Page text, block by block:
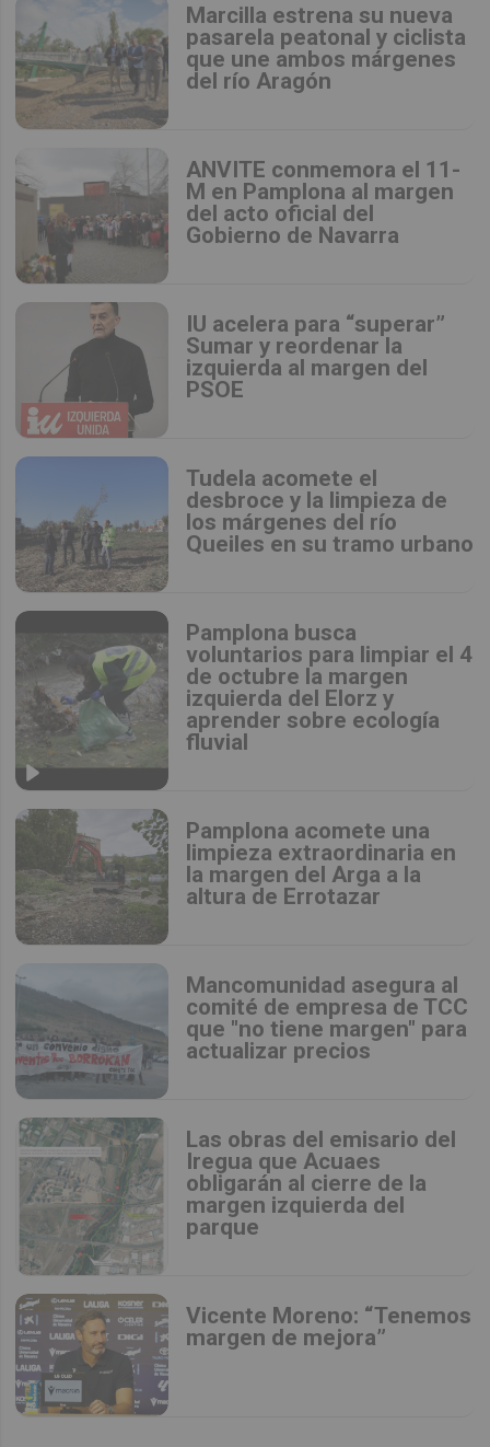
Marcilla estrena su nueva
pasarela peatonal y ciclista
que une ambos márgenes
del río Aragón
ANVITE conmemora el 11-
M en Pamplona al margen
del acto oficial del
Gobierno de Navarra
IU acelera para “superar”
Sumar y reordenar la
izquierda al margen del
PSOE
Tudela acomete el
desbroce y la limpieza de
los márgenes del río
Queiles en su tramo urbano
Pamplona busca
voluntarios para limpiar el 4
de octubre la margen
izquierda del Elorz y
aprender sobre ecología
fluvial
Pamplona acomete una
limpieza extraordinaria en
la margen del Arga a la
altura de Errotazar
Mancomunidad asegura al
comité de empresa de TCC
que "no tiene margen" para
actualizar precios
Las obras del emisario del
Iregua que Acuaes
obligarán al cierre de la
margen izquierda del
parque
Vicente Moreno: “Tenemos
margen de mejora”